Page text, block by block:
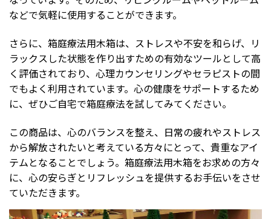
などで気軽に使用することができます。
さらに、箱庭療法用木箱は、ストレスや不安を和らげ、リ
ラックスした状態を作り出すための有効なツールとして高
く評価されており、心理カウンセリングやセラピストの間
でもよく利用されています。心の健康をサポートするため
に、ぜひご自宅で箱庭療法を試してみてください。
この商品は、心のバランスを整え、日常の疲れやストレス
から解放されたいと考えている方々にとって、貴重なアイ
テムとなることでしょう。箱庭療法用木箱をお求めの方々
に、心の安らぎとリフレッシュを提供するお手伝いをさせ
ていただきます。